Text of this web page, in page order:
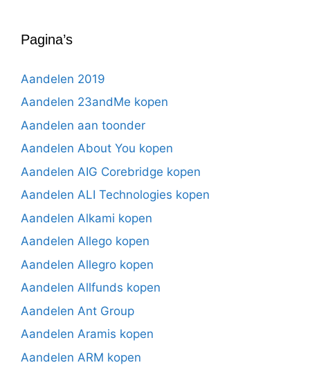
Pagina’s
Aandelen 2019
Aandelen 23andMe kopen
Aandelen aan toonder
Aandelen About You kopen
Aandelen AIG Corebridge kopen
Aandelen ALI Technologies kopen
Aandelen Alkami kopen
Aandelen Allego kopen
Aandelen Allegro kopen
Aandelen Allfunds kopen
Aandelen Ant Group
Aandelen Aramis kopen
Aandelen ARM kopen